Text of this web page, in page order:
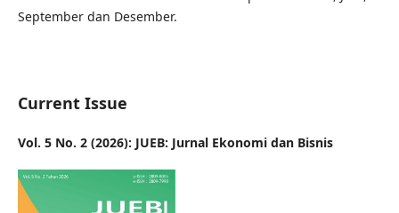
September dan Desember.
Current Issue
Vol. 5 No. 2 (2026): JUEB: Jurnal Ekonomi dan Bisnis